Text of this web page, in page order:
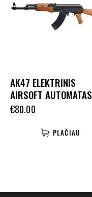
AK47 ELEKTRINIS
AIRSOFT AUTOMATAS
€80.00
PLAČIAU